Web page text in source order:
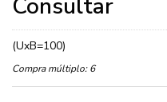
Consultar
(UxB=100)
Compra múltiplo:6